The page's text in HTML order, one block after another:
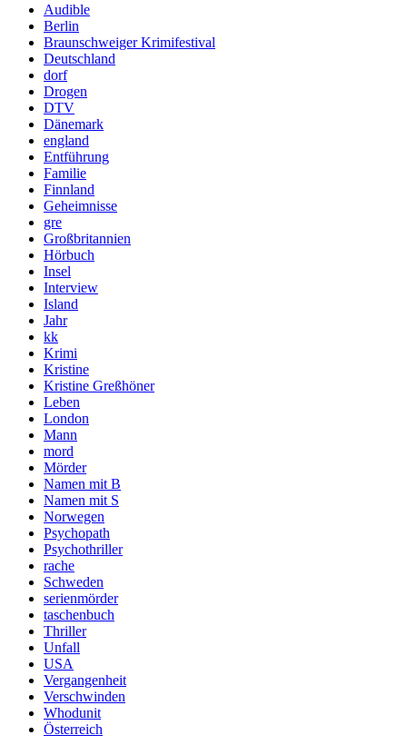
Audible
Berlin
Braunschweiger Krimifestival
Deutschland
dorf
Drogen
DTV
Dänemark
england
Entführung
Familie
Finnland
Geheimnisse
gre
Großbritannien
Hörbuch
Insel
Interview
Island
Jahr
kk
Krimi
Kristine
Kristine Greßhöner
Leben
London
Mann
mord
Mörder
Namen mit B
Namen mit S
Norwegen
Psychopath
Psychothriller
rache
Schweden
serienmörder
taschenbuch
Thriller
Unfall
USA
Vergangenheit
Verschwinden
Whodunit
Österreich